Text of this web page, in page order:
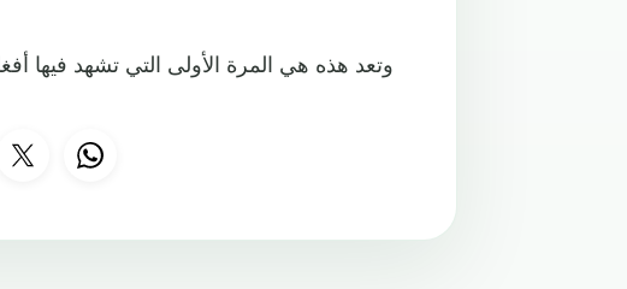
وتعد هذه هي المرة الأولى التي تشهد فيها